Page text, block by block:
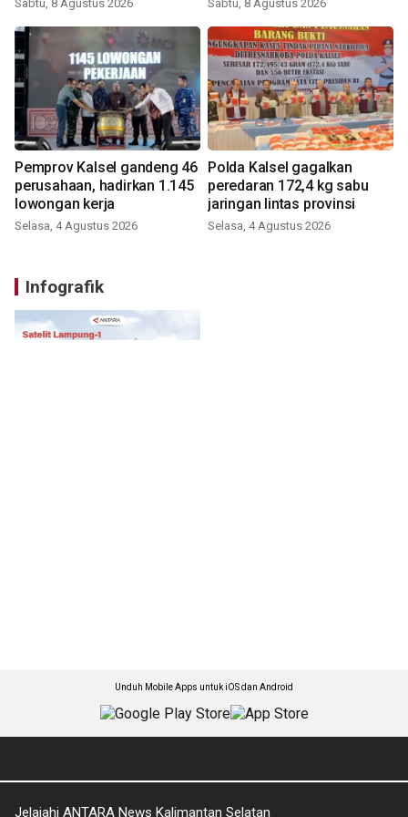
Sabtu, 8 Agustus 2026 Sabtu, 8 Agustus 2026
Pemprov Kalsel gandeng 46
perusahaan, hadirkan 1.145
lowongan kerja
Selasa, 4 Agustus 2026
Polda Kalsel gagalkan
peredaran 172,4 kg sabu
jaringan lintas provinsi
Selasa, 4 Agustus 2026
Infografik
Unduh Mobile Apps untuk iOS dan Android
Jelajahi ANTARA News Kalimantan Selatan